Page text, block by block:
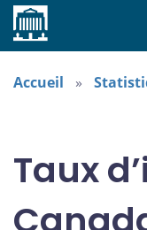
Accueil
Taux